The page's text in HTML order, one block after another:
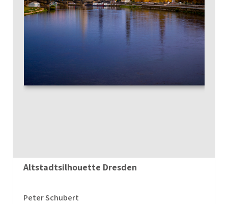
Altstadtsilhouette Dresden
Peter Schubert